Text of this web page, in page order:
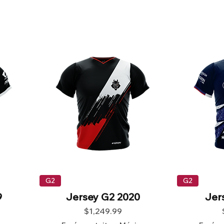
G2
Jersey G2 2020
Precio
$1,249.99
G2